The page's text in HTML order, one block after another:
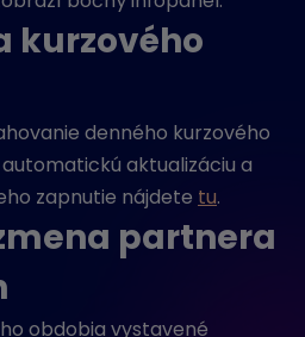
kurzového
denného kurzového
aktualizáciu a
zapnutie nájdete tu.
partnera
obdobia vystavené